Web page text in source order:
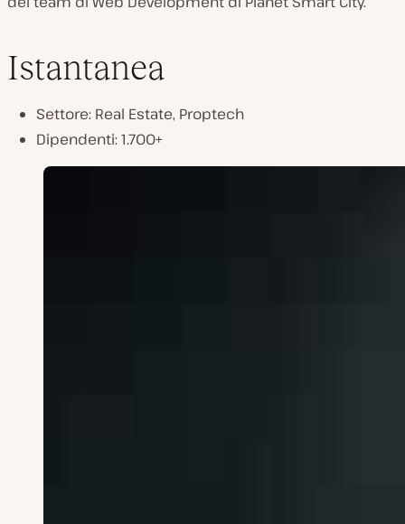
Istantanea
Settore: Real Estate, Proptech
Dipendenti: 1.700+